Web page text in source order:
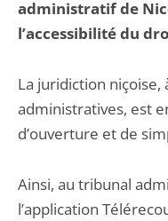
administratif de
l’accessibilité du
La juridiction niçoise,
administratives, est
d’ouverture et de
Ainsi, au tribunal
l’application